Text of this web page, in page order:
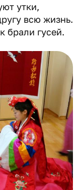
утки,
всю жизнь.
брали гусей.